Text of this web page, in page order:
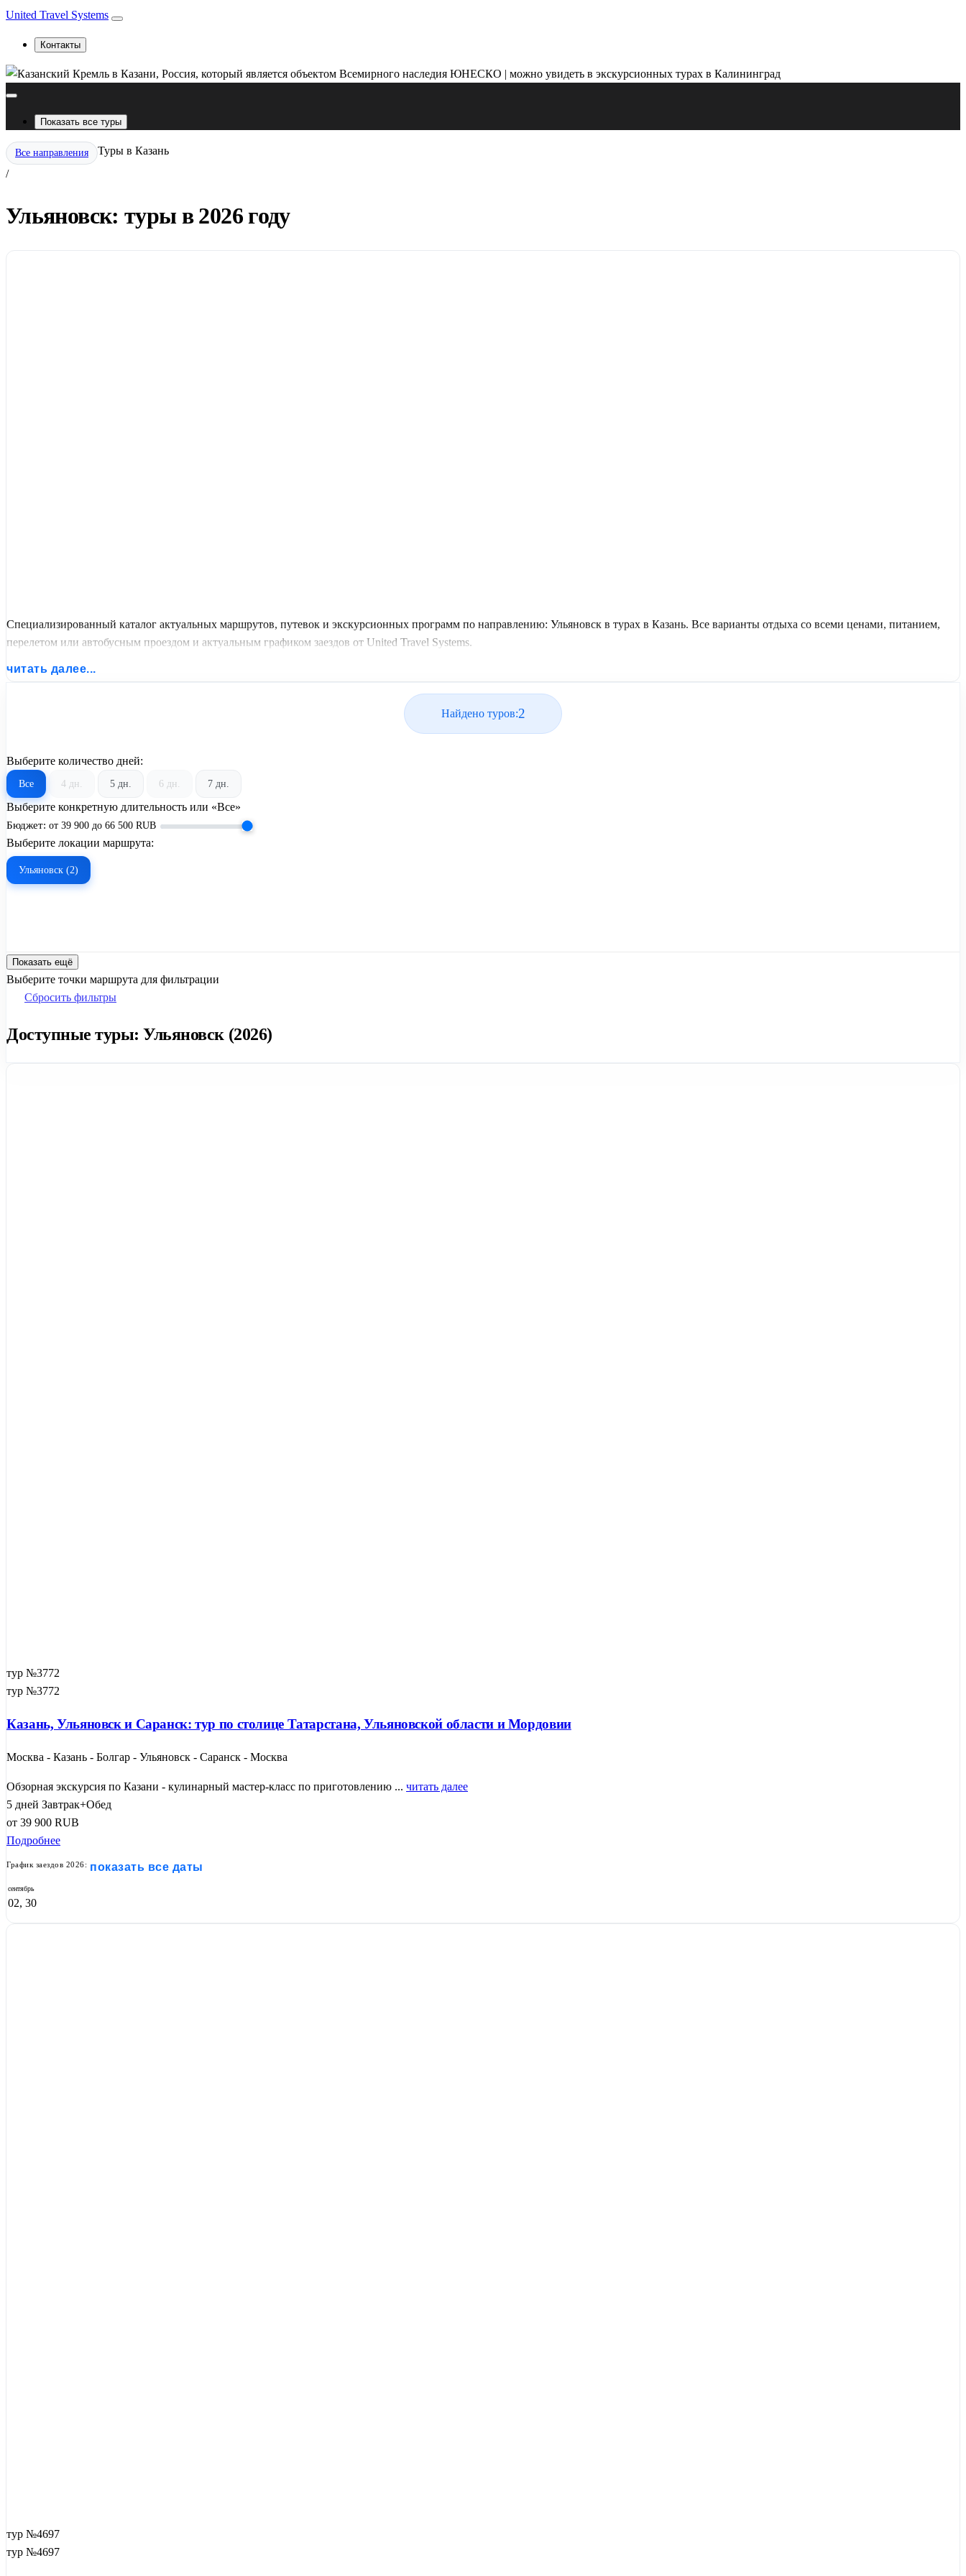
United Travel Systems
Контакты
Показать все туры
Все направления
/
Туры в Казань
Ульяновск: туры в 2026 году
Специализированный каталог актуальных маршрутов, путевок и экскурсионных программ по направлению: Ульяновск в турах в Казань. Все варианты отдыха со всеми ценами, питанием,
перелетом или автобусным проездом и актуальным графиком заездов от United Travel Systems.
читать далее...
Найдено туров:2
Выберите количество дней:
Все 4 дн. 5 дн. 6 дн. 7 дн.
Выберите конкретную длительность или «Все»
Бюджет: от 39 900 до 66 500 RUB
Выберите локации маршрута:
Ульяновск (2)
Показать ещё
Выберите точки маршрута для фильтрации
Сбросить фильтры
Доступные туры: Ульяновск (2026)
тур №3772
тур №3772
Казань, Ульяновск и Саранск: тур по столице Татарстана, Ульяновской области и Мордовии
Москва - Казань - Болгар - Ульяновск - Саранск - Москва
Обзорная экскурсия по Казани - кулинарный мастер-класс по приготовлению ... читать далее
5 дней Завтрак+Обед
от 39 900 RUB
Подробнее
График заездов 2026: показать все даты
сентябрь
02, 30
тур №4697
тур №4697